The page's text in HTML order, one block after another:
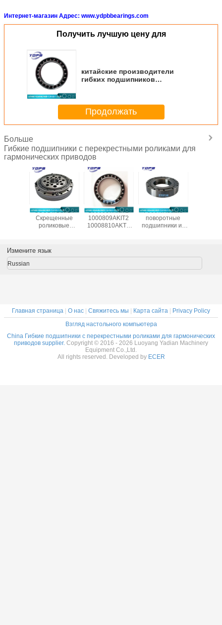
Интернет-магазин Адрес: www.ydpbbearings.com
Получить лучшую цену для
китайские производители
гибких подшипников
Продолжать
Больше
Гибкие подшипники с перекрестными роликами для
гармонических приводов
Drive,
CSG14/CSF14
Скрещенные
роликовые
привода
редуктора
промышленных
1000907AKIT2
1000809AKIT2
10008810AKT2
гармонического
тонкосекционные
Роботические
поворотные
подшипники из
Измените язык
Russian
Главная страница | О нас | Свяжитесь мы | Карта сайта | Privacy Policy
Взгляд настольного компьютера
China Гибкие подшипники с перекрестными роликами для гармонических
приводов supplier. Copyright © 2016 - 2026 Luoyang Yadian Machinery
Equipment Co.,Ltd.
All rights reserved. Developed by ECER